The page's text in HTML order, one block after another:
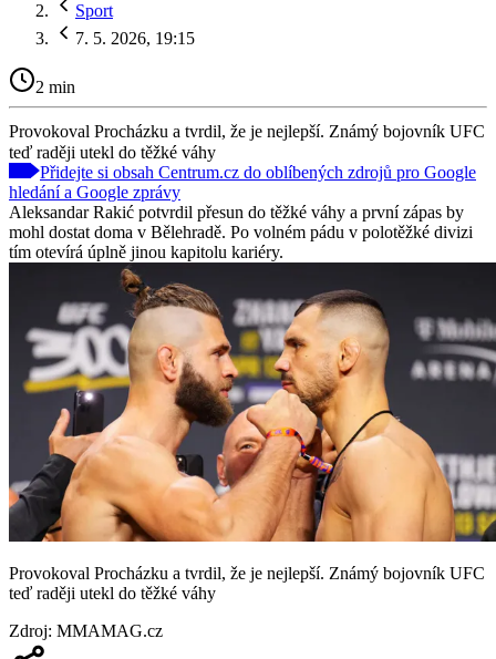
Sport
7. 5. 2026, 19:15
2 min
Provokoval Procházku a tvrdil, že je nejlepší. Známý bojovník UFC
teď raději utekl do těžké váhy
Přidejte si obsah Centrum.cz do oblíbených zdrojů pro Google
hledání a Google zprávy
Aleksandar Rakić potvrdil přesun do těžké váhy a první zápas by
mohl dostat doma v Bělehradě. Po volném pádu v polotěžké divizi
tím otevírá úplně jinou kapitolu kariéry.
Provokoval Procházku a tvrdil, že je nejlepší. Známý bojovník UFC
teď raději utekl do těžké váhy
Zdroj: MMAMAG.cz